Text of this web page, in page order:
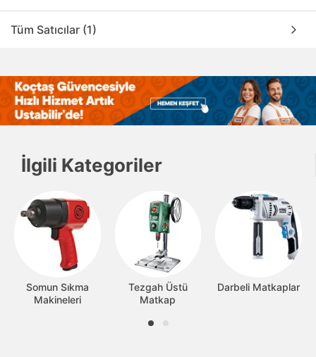
Tüm Satıcılar (1)
İlgili Kategoriler
Somun Sıkma
Makineleri
Tezgah Üstü
Matkap
Darbeli Matkaplar